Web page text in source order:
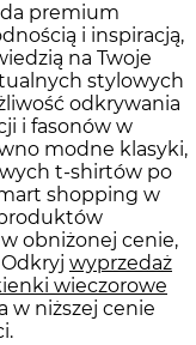
premium
i inspiracją,
na Twoje
stylowych
odkrywania
i fasonów w
modne klasyki,
t-shirtów po
shopping w
produktów
obniżonej cenie,
wyprzedaż
wieczorowe
w niższej cenie